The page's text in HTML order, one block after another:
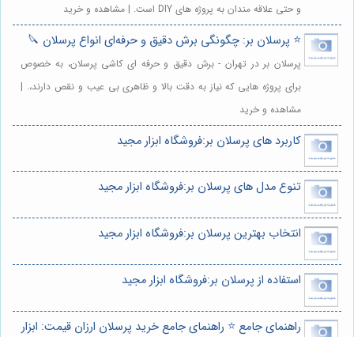
و حتی علاقه مندان به پروژه های DIY است. | مشاهده و خرید
⭐️ پرسلان بر: چگونگی برش دقیق و حرفه‌ای انواع پرسلان 🔪
پرسلان بر در تهران - برش دقیق و حرفه ای کاشی پرسلان، به خصوص
برای پروژه هایی که نیاز به دقت بالا و ظاهری بی عیب و نقص دارند،. |
مشاهده و خرید
کاربرد های پرسلان بر:فروشگاه ابزار مجید
تنوع مدل های پرسلان بر:فروشگاه ابزار مجید
انتخاب بهترین پرسلان بر:فروشگاه ابزار مجید
استفاده از پرسلان بر:فروشگاه ابزار مجید
راهنمای جامع ⭐️ راهنمای جامع خرید پرسلان ارزان قیمت: ابزار